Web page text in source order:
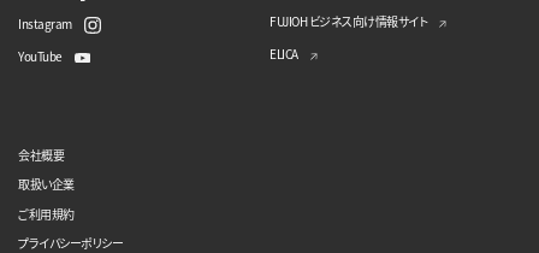
Instagram
YouTube
FUJIOH ビジネス向け情報サイト
ELICA
会社概要
取扱い企業
ご利用規約
プライバシーポリシー